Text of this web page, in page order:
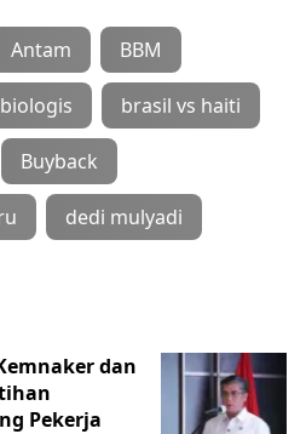
Antam BBM
biologis brasil vs haiti
Buyback
dedi mulyadi
dan
Pekerja